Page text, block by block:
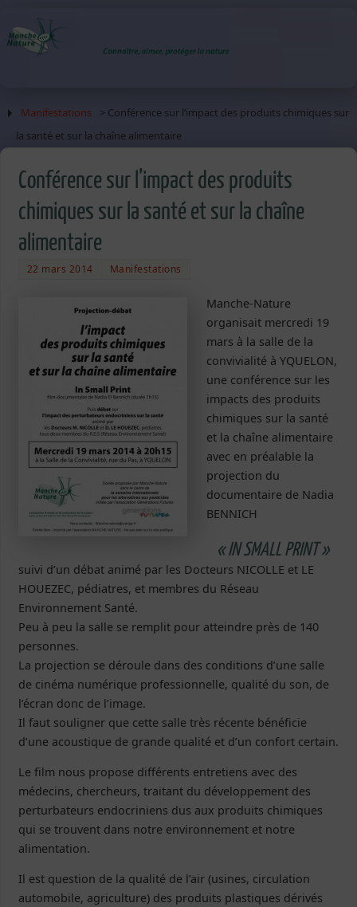
Manifestations
> Conférence sur l’impact des produits chimiques sur
la santé et sur la chaîne alimentaire
Conférence sur l’impact des produits
chimiques sur la santé et sur la chaîne
alimentaire
22 mars 2014 Manifestations
Manche-Nature
organisait mercredi 19
mars à la salle de la
convivialité à YQUELON,
une conférence sur les
impacts des produits
chimiques sur la santé
et la chaîne alimentaire
avec en préalable la
projection du
documentaire de Nadia
BENNICH
« IN SMALL PRINT »
suivi d’un débat animé par les Docteurs NICOLLE et LE
HOUEZEC, pédiatres, et membres du Réseau
Environnement Santé.
Peu à peu la salle se remplit pour atteindre près de 140
personnes.
La projection se déroule dans des conditions d’une salle
de cinéma numérique professionnelle, qualité du son, de
l’écran donc de l’image.
Il faut souligner que cette salle très récente bénéficie
d’une acoustique de grande qualité et d’un confort certain.
Le film nous propose différents entretiens avec des
médecins, chercheurs, traitant du développement des
perturbateurs endocriniens dus aux produits chimiques
qui se trouvent dans notre environnement et notre
alimentation.
Il est question de la qualité de l’air (usines, circulation
automobile, agriculture) des produits plastiques dérivés